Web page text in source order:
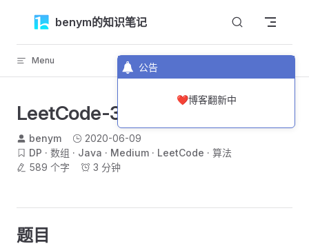
公告
❤️博客翻新中
Skip to contentbenym的知识笔记
Menu 返回顶部
LeetCode-300-最长上升子序列
benym
2020-06-09
DP
数组 Java Medium LeetCode
算法
589 个字
3 分钟
题目